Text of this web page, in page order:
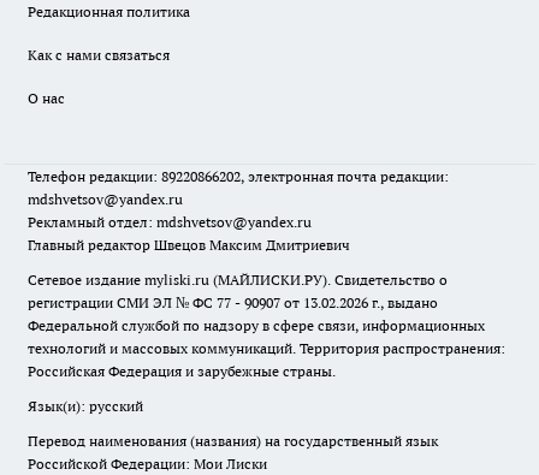
Редакционная политика
Как с нами связаться
О нас
Телефон редакции: 89220866202, электронная почта редакции:
mdshvetsov@yandex.ru
Рекламный отдел: mdshvetsov@yandex.ru
Главный редактор Швецов Максим Дмитриевич
Сетевое издание myliski.ru (МАЙЛИСКИ.РУ). Свидетельство о
регистрации СМИ ЭЛ № ФС 77 - 90907 от 13.02.2026 г., выдано
Федеральной службой по надзору в сфере связи, информационных
технологий и массовых коммуникаций. Территория распространения:
Российская Федерация и зарубежные страны.
Язык(и): русский
Перевод наименования (названия) на государственный язык
Российской Федерации: Мои Лиски